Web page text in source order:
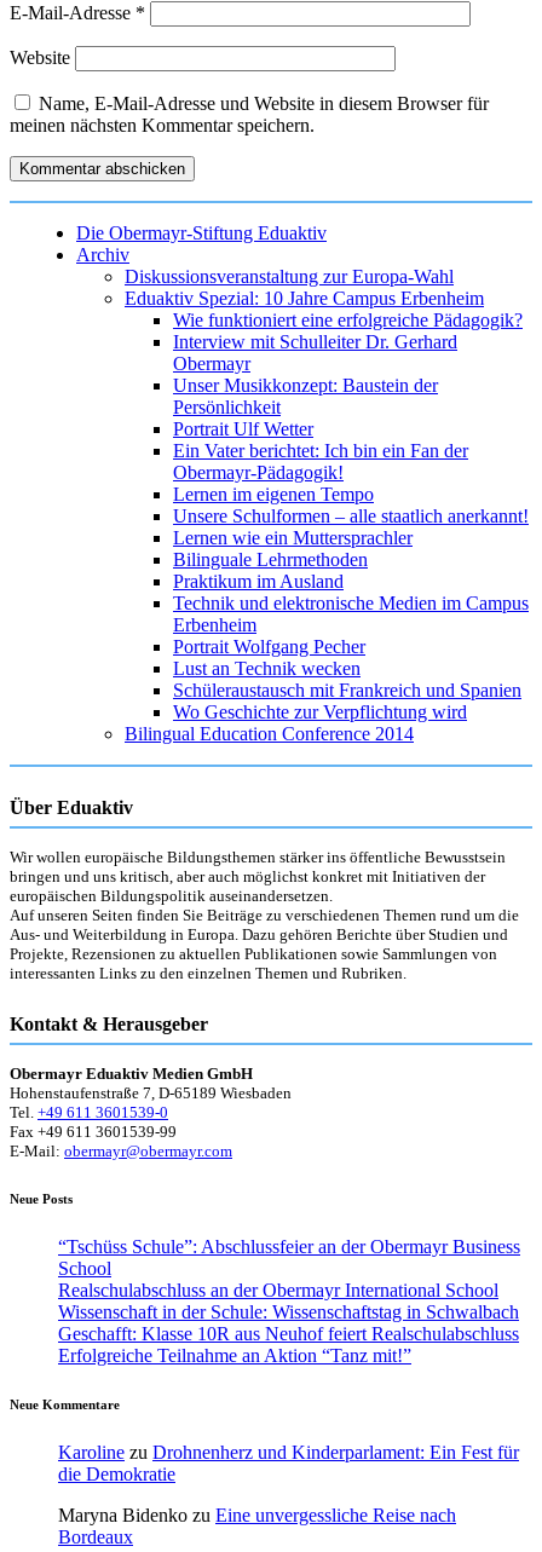
E-Mail-Adresse *
Website
Name, E-Mail-Adresse und Website in diesem Browser für
meinen nächsten Kommentar speichern.
Die Obermayr-Stiftung Eduaktiv
Archiv
Diskussionsveranstaltung zur Europa-Wahl
Eduaktiv Spezial: 10 Jahre Campus Erbenheim
Wie funktioniert eine erfolgreiche Pädagogik?
Interview mit Schulleiter Dr. Gerhard
Obermayr
Unser Musikkonzept: Baustein der
Persönlichkeit
Portrait Ulf Wetter
Ein Vater berichtet: Ich bin ein Fan der
Obermayr-Pädagogik!
Lernen im eigenen Tempo
Unsere Schulformen – alle staatlich anerkannt!
Lernen wie ein Muttersprachler
Bilinguale Lehrmethoden
Praktikum im Ausland
Technik und elektronische Medien im Campus
Erbenheim
Portrait Wolfgang Pecher
Lust an Technik wecken
Schüleraustausch mit Frankreich und Spanien
Wo Geschichte zur Verpflichtung wird
Bilingual Education Conference 2014
Über Eduaktiv
Wir wollen europäische Bildungsthemen stärker ins öffentliche Bewusstsein
bringen und uns kritisch, aber auch möglichst konkret mit Initiativen der
europäischen Bildungspolitik auseinandersetzen.
Auf unseren Seiten finden Sie Beiträge zu verschiedenen Themen rund um die
Aus- und Weiterbildung in Europa. Dazu gehören Berichte über Studien und
Projekte, Rezensionen zu aktuellen Publikationen sowie Sammlungen von
interessanten Links zu den einzelnen Themen und Rubriken.
Kontakt & Herausgeber
Obermayr Eduaktiv Medien GmbH
Hohenstaufenstraße 7, D-65189 Wiesbaden
Tel. +49 611 3601539-0
Fax +49 611 3601539-99
E-Mail: obermayr@obermayr.com
Neue Posts
“Tschüss Schule”: Abschlussfeier an der Obermayr Business
School
Realschulabschluss an der Obermayr International School
Wissenschaft in der Schule: Wissenschaftstag in Schwalbach
Geschafft: Klasse 10R aus Neuhof feiert Realschulabschluss
Erfolgreiche Teilnahme an Aktion “Tanz mit!”
Neue Kommentare
Karoline zu Drohnenherz und Kinderparlament: Ein Fest für
die Demokratie
Maryna Bidenko zu Eine unvergessliche Reise nach
Bordeaux